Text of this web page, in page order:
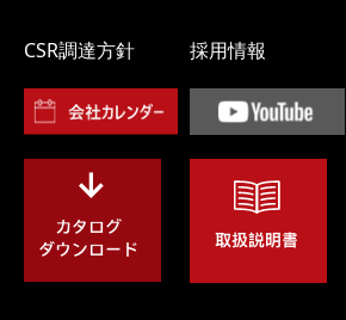
CSR調達方針 採用情報